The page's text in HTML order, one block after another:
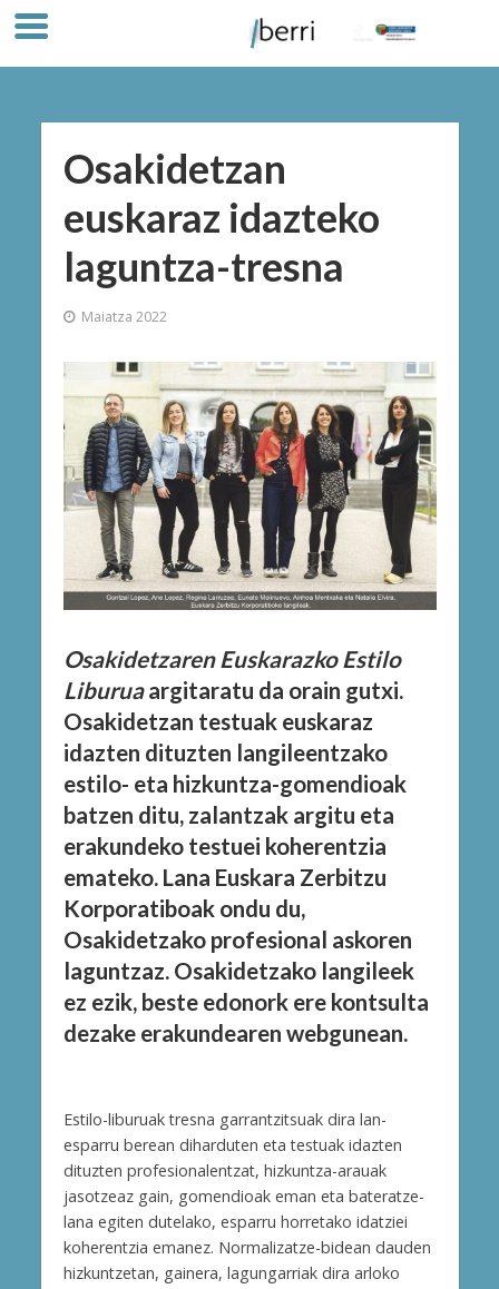
Osakidetzan
euskaraz idazteko
laguntza-tresna
Maiatza 2022
Osakidetzaren Euskarazko Estilo
Liburuaargitaratu da orain gutxi.
Osakidetzan testuak euskaraz
idazten dituzten langileentzako
estilo- eta hizkuntza-gomendioak
batzen ditu, zalantzak argitu eta
erakundeko testuei koherentzia
emateko. Lana Euskara Zerbitzu
Korporatiboak ondu du,
Osakidetzako profesional askoren
laguntzaz. Osakidetzako langileek
ez ezik, beste edonork ere kontsulta
dezake erakundearen webgunean.
Estilo-liburuak tresna garrantzitsuak dira lan-
esparru berean diharduten eta testuak idazten
dituzten profesionalentzat, hizkuntza-arauak
jasotzeaz gain, gomendioak eman eta bateratze-
lana egiten dutelako, esparru horretako idatziei
koherentzia emanez. Normalizatze-bidean dauden
hizkuntzetan, gainera, lagungarriak dira arloko